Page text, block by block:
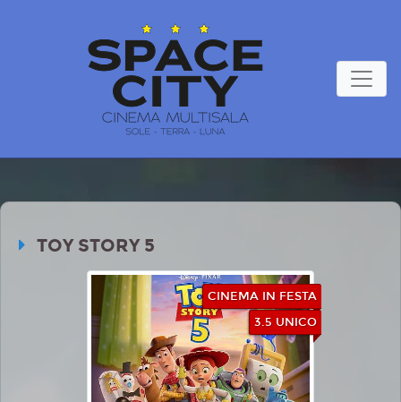
TOY STORY 5
CINEMA IN FESTA
3.5 UNICO